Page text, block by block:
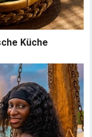
Küche